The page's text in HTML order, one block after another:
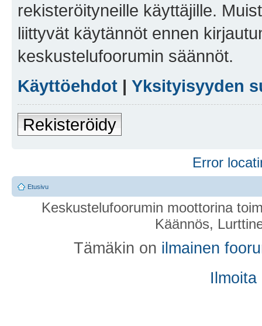
rekisteröityneille käyttäjille.
liittyvät käytännöt ennen
keskustelufoorumin säännöt.
Käyttöehdot | Yksityisyyden
Rekisteröidy
Error
Etusivu
Keskustelufoorumin moottorina
Käännös,
Tämäkin on ilmainen